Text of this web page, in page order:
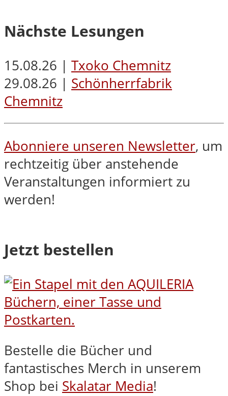
Nächste Lesungen
15.08.26 | Txoko Chemnitz
29.08.26 | Schönherrfabrik
Chemnitz
Abonniere unseren Newsletter, um
rechtzeitig über anstehende
Veranstaltungen informiert zu
werden!
Jetzt bestellen
Bestelle die Bücher und
fantastisches Merch in unserem
Shop bei Skalatar Media!